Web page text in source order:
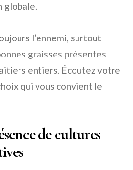
globale.
l’ennemi, surtout
graisses présentes
entiers. Écoutez votre
qui vous convient le
de cultures